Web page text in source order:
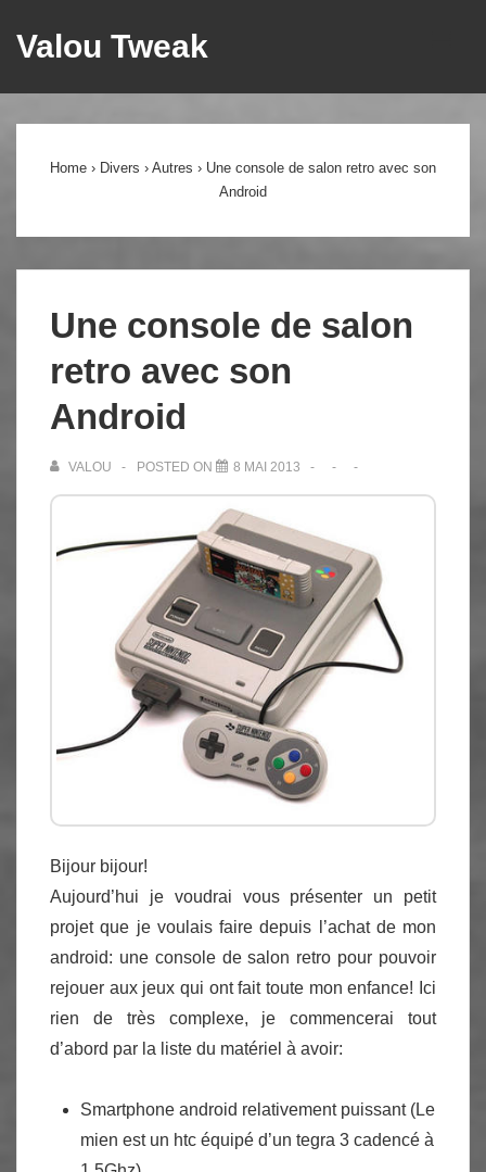
passer
Valou Tweak
Home › Divers › Autres › Une console de salon retro avec son
Android
Une console de salon
retro avec son
Android
VALOU POSTED ON 8 MAI 2013
Bijour bijour!
Aujourd’hui je voudrai vous présenter un petit
projet que je voulais faire depuis l’achat de mon
android: une console de salon retro pour pouvoir
rejouer aux jeux qui ont fait toute mon enfance! Ici
rien de très complexe, je commencerai tout
d’abord par la liste du matériel à avoir:
Smartphone android relativement puissant (Le
mien est un htc équipé d’un tegra 3 cadencé à